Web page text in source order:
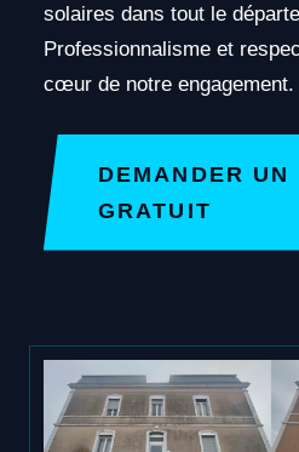
solaires dans tout le
Professionnalisme et
cœur de notre engagement.
DEMANDER UN
GRATUIT